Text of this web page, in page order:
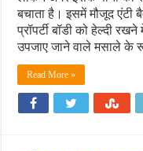
बचाता है। इसमें मौजूद एंटी
प्रॉपर्टी बॉडी को हेल्दी
उपजाए जाने वाले मसाले के
Read More »